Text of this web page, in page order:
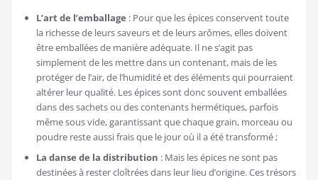
L’art de l’emballage : Pour que les épices conservent toute
la richesse de leurs saveurs et de leurs arômes, elles doivent
être emballées de manière adéquate. Il ne s’agit pas
simplement de les mettre dans un contenant, mais de les
protéger de l’air, de l’humidité et des éléments qui pourraient
altérer leur qualité. Les épices sont donc souvent emballées
dans des sachets ou des contenants hermétiques, parfois
même sous vide, garantissant que chaque grain, morceau ou
poudre reste aussi frais que le jour où il a été transformé ;
La danse de la distribution : Mais les épices ne sont pas
destinées à rester cloîtrées dans leur lieu d’origine. Ces trésors